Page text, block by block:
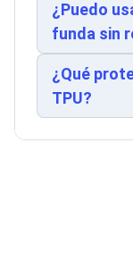
Memorias RAM
Memorias RAM
Memorias USB
Lectores de
Memorias Flash
Componentes
Tarjetas de
Tarjetas PCI
¿Puedo
funda sin
¿Qué
TPU?